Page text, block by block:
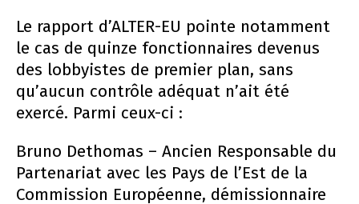
Le rapport d’ALTER-EU pointe notamment
le cas de quinze fonctionnaires devenus
des lobbyistes de premier plan, sans
qu’aucun contrôle adéquat n’ait été
exercé. Parmi ceux-ci :
Bruno Dethomas – Ancien Responsable du
Partenariat avec les Pays de l’Est de la
Commission Européenne, démissionnaire